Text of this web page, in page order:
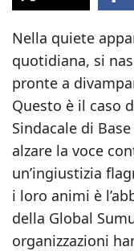
Nella quiete
quotidiana, si
pronte a
Questo è il caso
Sindacale di
alzare la voce
un’ingiustizia
i loro animi è
della Global
organizzazioni